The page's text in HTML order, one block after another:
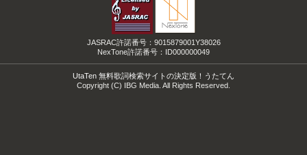
JASRAC許諾番号：9015879001Y38026
NexTone許諾番号：ID000000049
UtaTen 無料歌詞検索サイトの決定版！うたてん
Copyright (C) IBG Media. All Rights Reserved.